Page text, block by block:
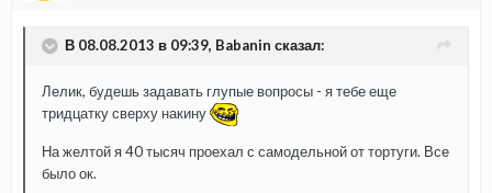
В 08.08.2013 в 09:39, Babanin сказал:
Лелик, будешь задавать глупые вопросы - я тебе еще
тридцатку сверху накину
На желтой я 40 тысяч проехал с самодельной от тортуги. Все
было ок.